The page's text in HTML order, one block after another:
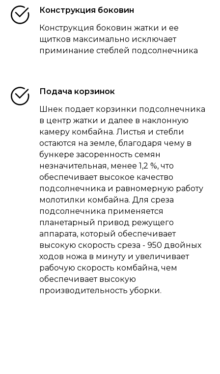
Конструкция боковин
Конструкция боковин жатки и ее
щитков максимально исключает
приминание стеблей подсолнечника
Подача корзинок
Шнек подает корзинки подсолнечника
в центр жатки и далее в наклонную
камеру комбайна. Листья и стебли
остаются на земле, благодаря чему в
бункере засоренность семян
незначительная, менее 1,2 %, что
обеспечивает высокое качество
подсолнечника и равномерную работу
молотилки комбайна. Для среза
подсолнечника применяется
планетарный привод режущего
аппарата, который обеспечивает
высокую скорость среза - 950 двойных
ходов ножа в минуту и увеличивает
рабочую скорость комбайна, чем
обеспечивает высокую
производительность уборки.